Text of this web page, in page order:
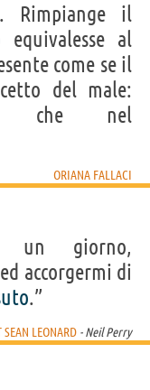
Rimpiange il
equivalesse al
come se il
del male:
che nel
ORIANA FALLACI
un giorno,
ed accorgermi di
.”
SEAN LEONARD - Neil Perry